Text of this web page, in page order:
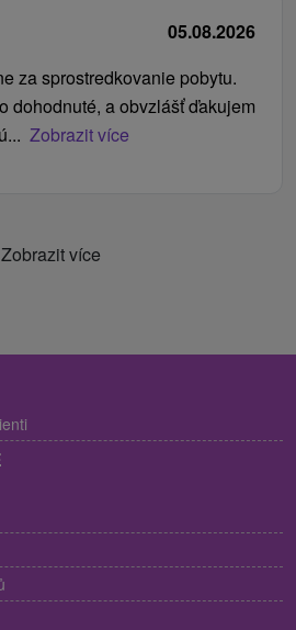
05.08.2026
za sprostredkovanie pobytu.
dohodnuté, a obvzlášť ďakujem
Zobrazit více
Zobrazit více